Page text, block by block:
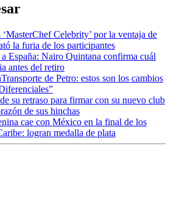
‘MasterChef Celebrity’ por la ventaja de
la furia de los participantes
España: Nairo Quintana confirma cuál
antes del retiro
de Petro: estos son los cambios
su retraso para firmar con su nuevo club
de sus hinchas
cae con México en la final de los
logran medalla de plata